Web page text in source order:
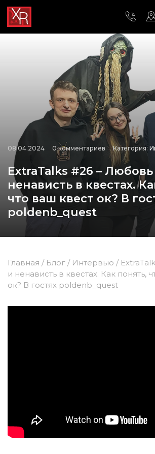
08.04.2024 0 комментариев Категория:
ExtraTalks #26 – Любовь
ненависть в квестах.
что ваш квест ок? В
poldenb_quest
Главная / Блог / Интервью /
и ненависть в квестах. Как понять,
ок? В гостях poldenb_quest